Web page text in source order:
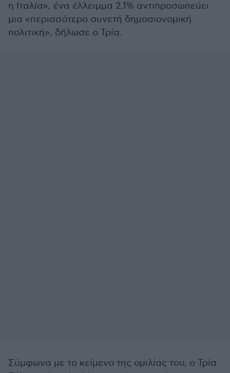
η Ιταλία», ένα έλλειμμα 2,1% αντιπροσωπεύει
μια «περισσότερο συνετή δημοσιονομική
πολιτική», δήλωσε ο Τρία.
Σύμφωνα με το κείμενο της ομιλίας του, ο Τρία